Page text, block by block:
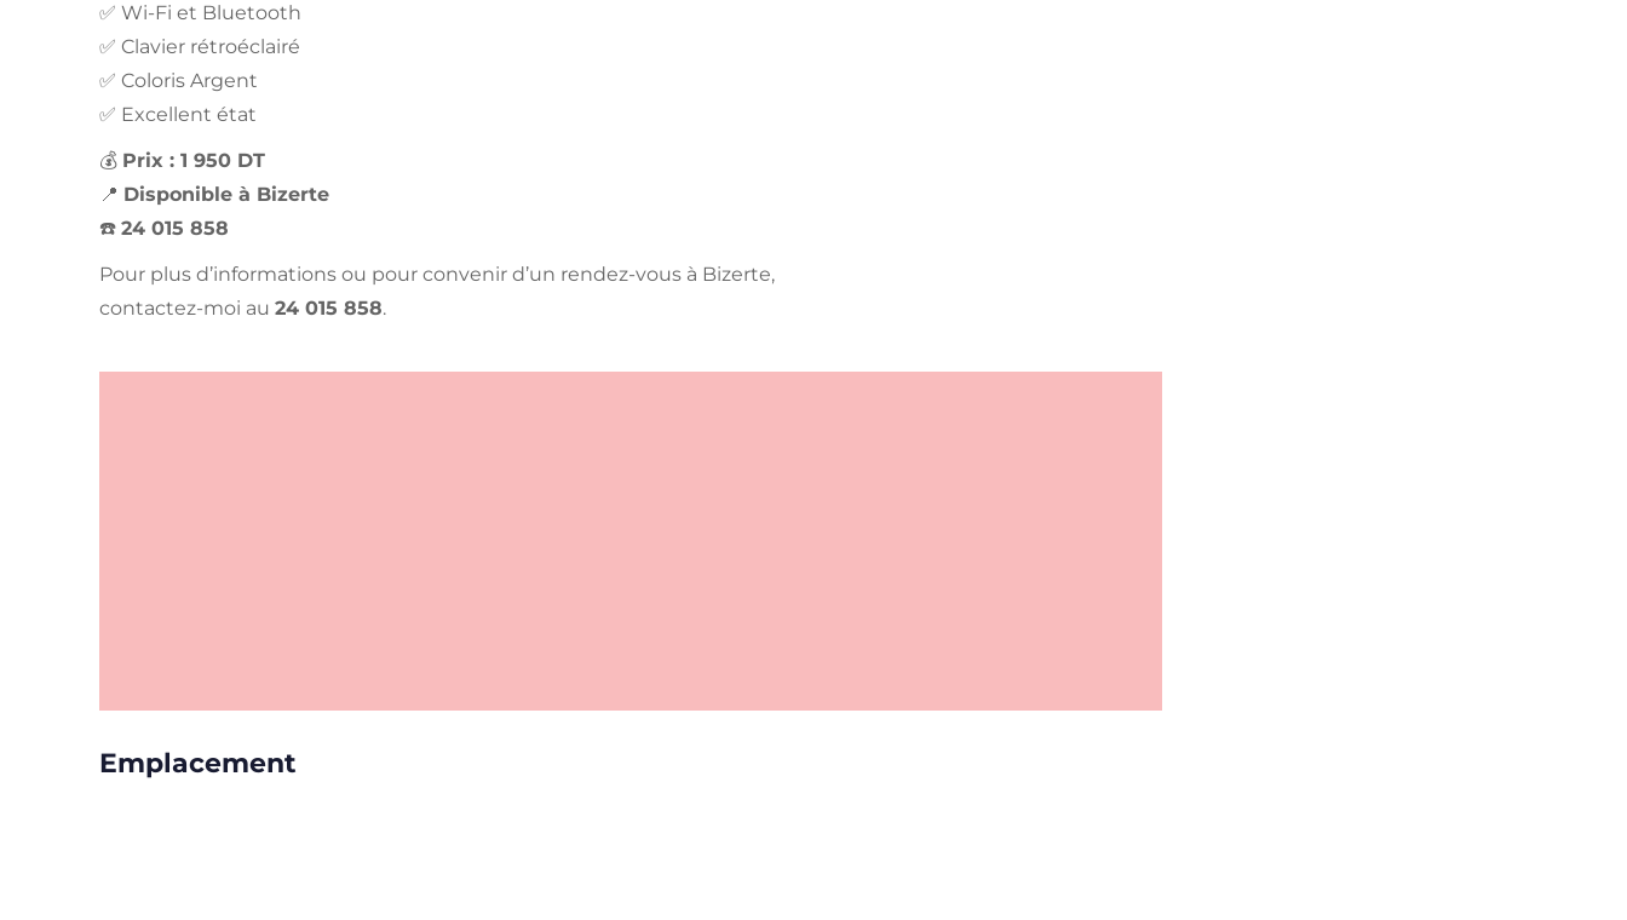
✅ Wi-Fi et Bluetooth
✅ Clavier rétroéclairé
✅ Coloris Argent
✅ Excellent état
💰 Prix : 1 950 DT
📍 Disponible à Bizerte
☎️ 24 015 858
Pour plus d’informations ou pour convenir d’un rendez-vous à Bizerte,
contactez-moi au 24 015 858.
Emplacement